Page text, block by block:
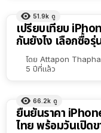
เลือก 51.9k ดู
เปรียบเทียบ
กันยังไง เลือกซื้อรุ่
โดย Attapon
5 ปีที่แล้ว
66.2k ดู
ยืนยันราคา
ไทย พร้อมวันเปิดข